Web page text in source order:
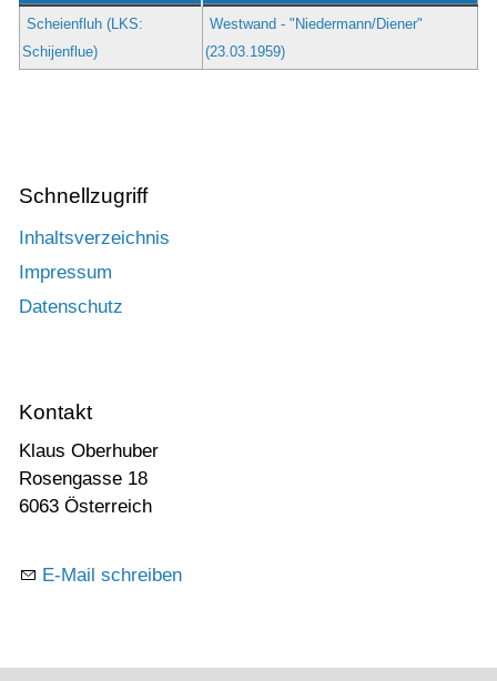
Scheienfluh (LKS:
Schijenflue)
Westwand - "Niedermann/Diener"
(23.03.1959)
Schnellzugriff
Inhaltsverzeichnis
Impressum
Datenschutz
Kontakt
Klaus Oberhuber
Rosengasse 18
6063 Österreich
E-Mail schreiben